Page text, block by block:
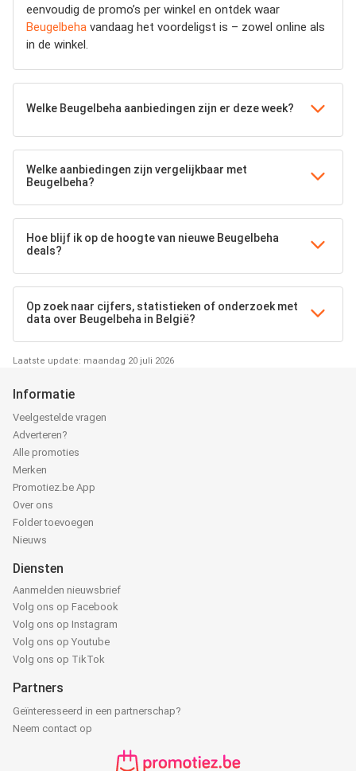
eenvoudig de promo’s per winkel en ontdek waar
Beugelbeha vandaag het voordeligst is – zowel online als
in de winkel.
Welke Beugelbeha aanbiedingen zijn er deze week?
Welke aanbiedingen zijn vergelijkbaar met
Beugelbeha?
Hoe blijf ik op de hoogte van nieuwe Beugelbeha
deals?
Op zoek naar cijfers, statistieken of onderzoek met
data over Beugelbeha in België?
Laatste update: maandag 20 juli 2026
Informatie
Veelgestelde vragen
Adverteren?
Alle promoties
Merken
Promotiez.be App
Over ons
Folder toevoegen
Nieuws
Diensten
Aanmelden nieuwsbrief
Volg ons op Facebook
Volg ons op Instagram
Volg ons op Youtube
Volg ons op TikTok
Partners
Geïnteresseerd in een partnerschap?
Neem contact op